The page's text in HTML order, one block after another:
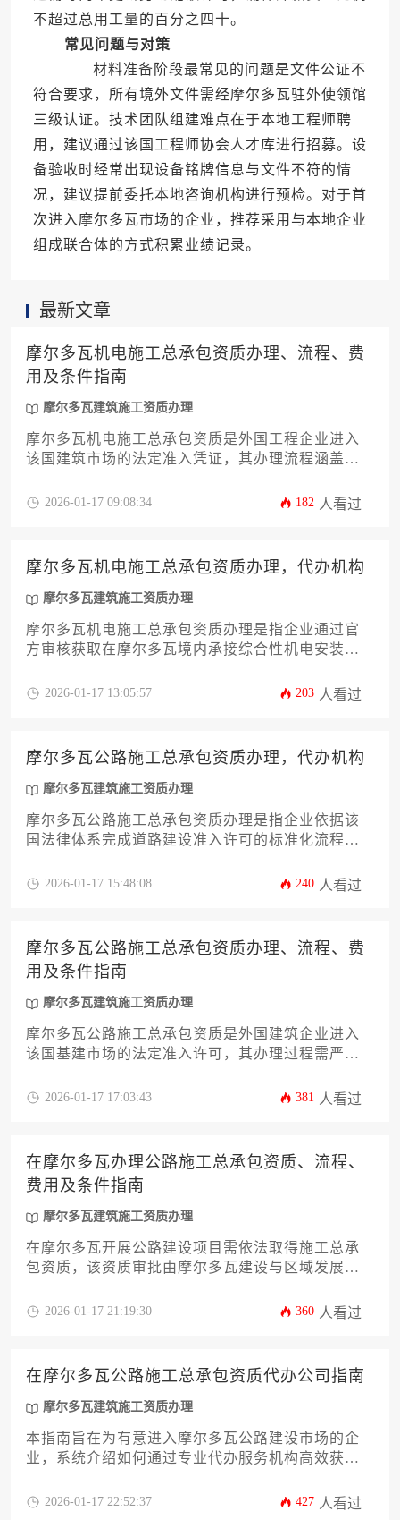
不超过总用工量的百分之四十。
常见问题与对策
材料准备阶段最常见的问题是文件公证不
符合要求，所有境外文件需经摩尔多瓦驻外使领馆
三级认证。技术团队组建难点在于本地工程师聘
用，建议通过该国工程师协会人才库进行招募。设
备验收时经常出现设备铭牌信息与文件不符的情
况，建议提前委托本地咨询机构进行预检。对于首
次进入摩尔多瓦市场的企业，推荐采用与本地企业
组成联合体的方式积累业绩记录。
最新文章
摩尔多瓦机电施工总承包资质办理、流程、费
用及条件指南
摩尔多瓦建筑施工资质办理
摩尔多瓦机电施工总承包资质是外国工程企业进入
该国建筑市场的法定准入凭证，其办理流程涵盖资
册资本、技术人员配置等硬性条件，整体费用根据
南，助力企业高效完成资质布局。
2026-01-17 09:08:34 182 人看过
摩尔多瓦机电施工总承包资质办理，代办机构
摩尔多瓦建筑施工资质办理
摩尔多瓦机电施工总承包资质办理是指企业通过官
方审核获取在摩尔多瓦境内承接综合性机电安装工
完成资质申请全流程的第三方服务组织。对于计划
入周期。
2026-01-17 13:05:57 203 人看过
摩尔多瓦公路施工总承包资质办理，代办机构
摩尔多瓦建筑施工资质办理
摩尔多瓦公路施工总承包资质办理是指企业依据该
国法律体系完成道路建设准入许可的标准化流程，
三方咨询公司。本文将系统解析资质分类标准、核
险、缩短审批周期，为计划进入东欧基建市场的工
程企业提供实操指南。
2026-01-17 15:48:08 240 人看过
摩尔多瓦公路施工总承包资质办理、流程、费
用及条件指南
摩尔多瓦建筑施工资质办理
摩尔多瓦公路施工总承包资质是外国建筑企业进入
该国基建市场的法定准入许可，其办理过程需严格
计、技术能力证明及安全环保评估等核心环节，涉
展东欧市场的关键第一步。
2026-01-17 17:03:43 381 人看过
在摩尔多瓦办理公路施工总承包资质、流程、
费用及条件指南
摩尔多瓦建筑施工资质办理
在摩尔多瓦开展公路建设项目需依法取得施工总承
包资质，该资质审批由摩尔多瓦建设与区域发展部
证等核心环节，企业需满足注册资本最低限额、专
服务费用等多类支出。
2026-01-17 21:19:30 360 人看过
在摩尔多瓦公路施工总承包资质代办公司指南
摩尔多瓦建筑施工资质办理
本指南旨在为有意进入摩尔多瓦公路建设市场的企
业，系统介绍如何通过专业代办服务机构高效获取
关键注意事项，助力企业合规快捷地完成摩尔多瓦
2026-01-17 22:52:37 427 人看过